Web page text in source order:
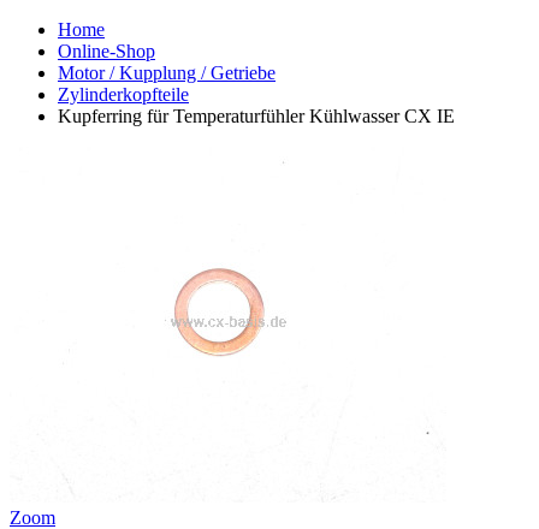
Home
Online-Shop
Motor / Kupplung / Getriebe
Zylinderkopfteile
Kupferring für Temperaturfühler Kühlwasser CX IE
Zoom